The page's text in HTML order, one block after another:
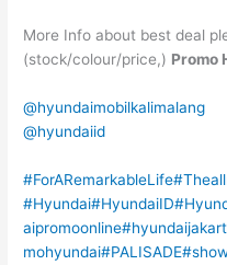
More Info about best deal
(stock/colour/price,) Promo
@hyundaimobilkalimalang
@hyundaiid
#ForARemarkableLife
#Hyundai#HyundaiID
aipromoonline
mohyundai#PALISADE